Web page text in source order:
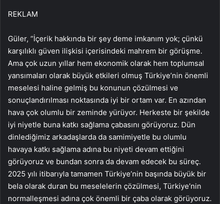
REKLAM
Güler, “İçerik hakkında bir şey deme imkanım yok; çünkü
karşılıklı güven ilişkisi içerisindeki mahrem bir görüşme.
Ama çok uzun yıllar hem ekonomik olarak hem toplumsal
yansımaları olarak büyük etkileri olmuş Türkiye’nin önemli
meselesi haline gelmiş bu konunun çözülmesi ve
sonuçlandırılması noktasında iyi bir ortam var. En azından
hava çok olumlu bir zeminde yürüyor. Herkeste bir şekilde
iyi niyetle buna katkı sağlama çabasını görüyoruz. Dün
dinlediğimiz arkadaşlarda da samimiyetle bu olumlu
havaya katkı sağlama adına bu niyeti devam ettiğini
görüyoruz ve bundan sonra da devam edecek bu süreç.
2025 yılı itibarıyla tamamen Türkiye’nin başında büyük bir
bela olarak duran bu meselelerin çözülmesi, Türkiye’nin
normalleşmesi adına çok önemli bir çaba olarak görüyoruz.